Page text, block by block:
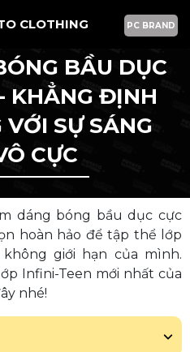
CLOTHING PC BRAND
BẦU DỤC
KHẲNG ĐỊNH
SỰ SÁNG
CỰC
dáng bóng bầu dục cực
hoàn hảo để tập thể lớp
giới hạn của mình.
Infini-Teen mới nhất của
nhé!